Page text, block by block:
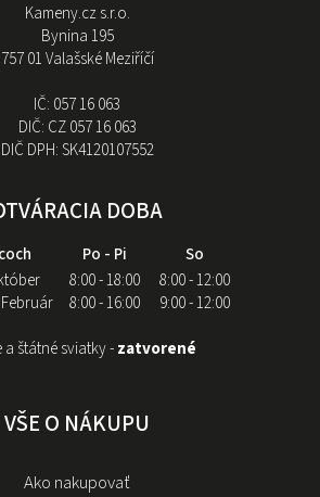
Kameny.cz s.r.o.
Bynina 195
757 01 Valašské Meziříčí
IČ: 057 16 063
DIČ: CZ 057 16 063
DIČ DPH:SK4120107552
DOBA
Po - Pi
So
8:00 - 18:00
8:00 - 12:00
8:00 - 16:00
9:00 - 12:00
a štátné sviatky -zatvorené
VŠE O NÁKUPU
Ako nakupovať